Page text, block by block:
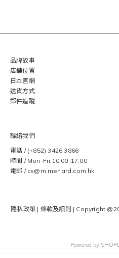
品牌故事
店舖位置
日本官網
送貨方式
郵件追蹤
聯絡我們
電話 / (+852) 3426 3866
時間 / Mon-Fri 10:00-17:00
電郵 / cs@m.menard.com.hk
隱私政策 | 條款及細則 | Copyright
Powered by